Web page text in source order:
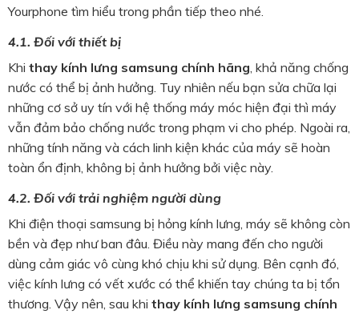
Yourphone tìm hiểu trong phần tiếp theo nhé.
4.1. Đối với thiết bị
Khi thay kính lưng samsung chính hãng , khả năng chống
nước có thể bị ảnh hưởng. Tuy nhiên nếu bạn sửa chữa lại
những cơ sở uy tín với hệ thống máy móc hiện đại thì máy
vẫn đảm bảo chống nước trong phạm vi cho phép. Ngoài ra,
những tính năng và cách linh kiện khác của máy sẽ hoàn
toàn ổn định, không bị ảnh hưởng bởi việc này.
4.2. Đối với trải nghiệm người dùng
Khi điện thoại samsung bị hỏng kính lưng, máy sẽ không còn
bền và đẹp như ban đâu. Điều này mang đến cho người
dùng cảm giác vô cùng khó chịu khi sử dụng. Bên cạnh đó,
việc kính lưng có vết xước có thể khiến tay chúng ta bị tổn
thương. Vậy nên, sau khi thay kính lưng samsung chính